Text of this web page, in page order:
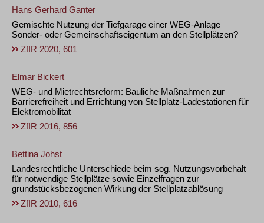
Hans Gerhard Ganter
Gemischte Nutzung der Tiefgarage einer WEG-Anlage –
Sonder- oder Gemeinschaftseigentum an den Stellplätzen?
ZfIR 2020, 601
Elmar Bickert
WEG- und Mietrechtsreform: Bauliche Maßnahmen zur
Barrierefreiheit und Errichtung von Stellplatz-Ladestationen für
Elektromobilität
ZfIR 2016, 856
Bettina Johst
Landesrechtliche Unterschiede beim sog. Nutzungsvorbehalt
für notwendige Stellplätze sowie Einzelfragen zur
grundstücksbezogenen Wirkung der Stellplatzablösung
ZfIR 2010, 616